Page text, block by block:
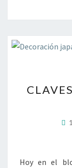
Hoy en el